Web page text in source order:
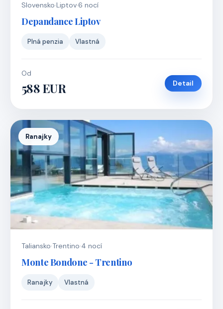
Slovensko·Liptov·6 nocí
Depandance Liptov
Plná penzia Vlastná
Od
588 EUR Detail
Ranajky
Taliansko·Trentino·4 nocí
Monte Bondone - Trentino
Ranajky Vlastná